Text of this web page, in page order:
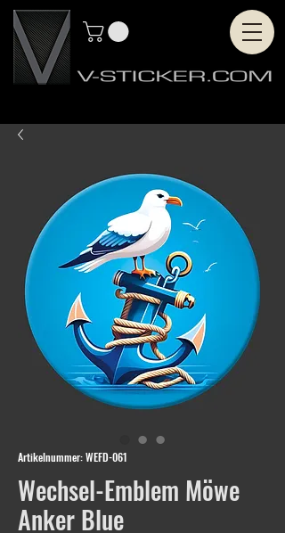
Artikelnummer: WEFD-061
Wechsel-Emblem Möwe
Anker Blue